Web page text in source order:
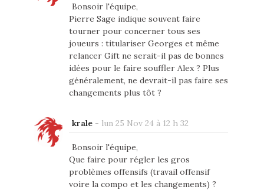
Bonsoir l'équipe,
Pierre Sage indique souvent faire
tourner pour concerner tous ses
joueurs : titulariser Georges et même
relancer Gift ne serait-il pas de bonnes
idées pour le faire souffler Alex ? Plus
généralement, ne devrait-il pas faire ses
changements plus tôt ?
krale- lun 25 Nov 24 à 12 h 32
Bonsoir l'équipe,
Que faire pour régler les gros
problèmes offensifs (travail offensif
voire la compo et les changements) ?